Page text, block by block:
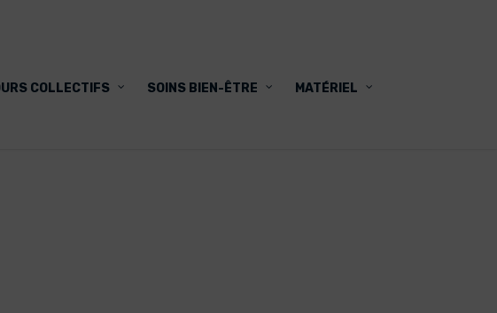
COLLECTIFS SOINS BIEN-ÊTRE MATÉRIEL